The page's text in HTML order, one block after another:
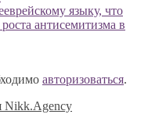
языку, что
антисемитизма в
авторизоваться.
Nikk.Agency